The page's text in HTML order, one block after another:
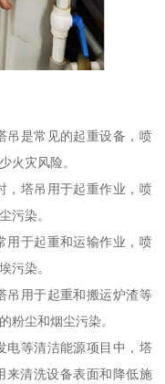
吊是常见的起重设备，喷
火灾风险。
，塔吊用于起重作业，喷
污染。
用于起重和运输作业，喷
污染。
吊用于起重和搬运炉渣等
粉尘和烟尘污染。
电等清洁能源项目中，塔
来清洗设备表面和降低施